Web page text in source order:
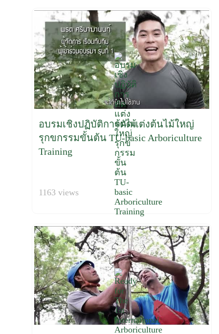
อบรมเชิงปฏิบัติการตัดแต่งต้นไม้ใหญ่
รุกขกรรมขั้นต้น TU-basic Arboriculture
Training
1163 views